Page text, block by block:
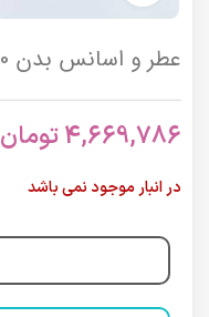
عطر و اسانس بدن d.p. 50 میلی لیتر ام بی کی
4,669,786تومان
در انبار موجود نمی باشد